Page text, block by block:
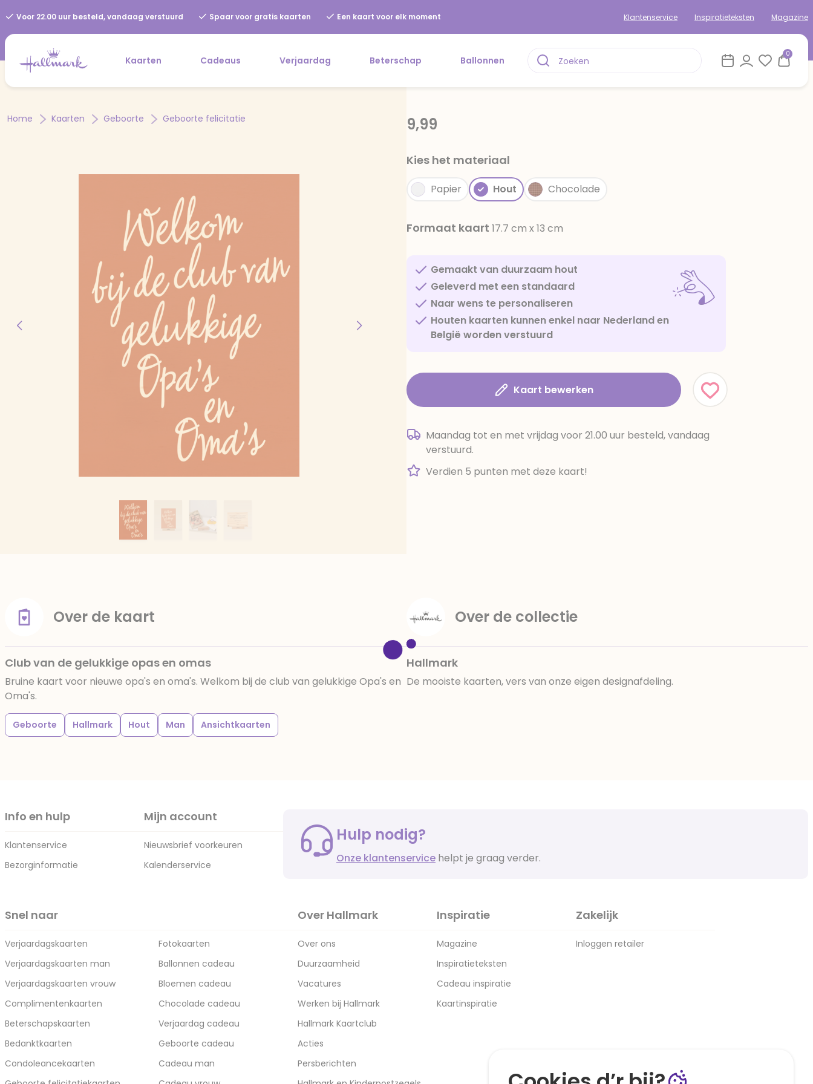
Voor 22.00 uur besteld, vandaag verstuurd Spaar voor gratis kaarten Een kaart voor elk moment Klantenservice Inspiratieteksten Magazine
Kaarten Cadeaus Verjaardag Beterschap Ballonnen
0
Home Kaarten Geboorte Geboorte felicitatie 9,99
Kies het materiaal
Papier Hout Chocolade
Formaat kaart 17.7 cm x 13 cm
Gemaakt van duurzaam hout
Geleverd met een standaard
Naar wens te personaliseren
Houten kaarten kunnen enkel naar Nederland en
België worden verstuurd
Kaart bewerken
Maandag tot en met vrijdag voor 21.00 uur besteld, vandaag
verstuurd.
Verdien 5 punten met deze kaart!
Over de kaart
Club van de gelukkige opas en omas
Bruine kaart voor nieuwe opa's en oma's. Welkom bij de club van gelukkige Opa's en
Oma's.
Geboorte Hallmark Hout Man Ansichtkaarten
Over de collectie
Hallmark
De mooiste kaarten, vers van onze eigen designafdeling.
Info en hulp
Klantenservice
Bezorginformatie
Mijn account
Nieuwsbrief voorkeuren
Kalenderservice
Hulp nodig?
Onze klantenservice helpt je graag verder.
Snel naar
Verjaardagskaarten
Verjaardagskaarten man
Verjaardagskaarten vrouw
Complimentenkaarten
Beterschapskaarten
Bedanktkaarten
Condoleancekaarten
Fotokaarten
Ballonnen cadeau
Bloemen cadeau
Chocolade cadeau
Verjaardag cadeau
Geboorte cadeau
Cadeau man
Over Hallmark
Over ons
Duurzaamheid
Vacatures
Werken bij Hallmark
Hallmark Kaartclub
Acties
Persberichten
Inspiratie
Magazine
Inspiratieteksten
Cadeau inspiratie
Kaartinspiratie
Zakelijk
Inloggen retailer